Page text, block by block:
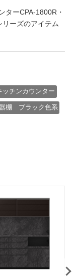
ターCPA-1800R・
ーズのアイテム
ッチンカウンター
棚 ブラック色系